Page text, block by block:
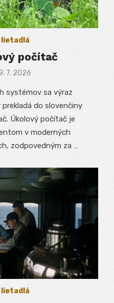
lietadlá
počítač
Posted
9. 7. 2026
systémov sa výraz
do slovenčiny
Úkolový počítač je
v moderných
zodpovedným za …
lietadlá